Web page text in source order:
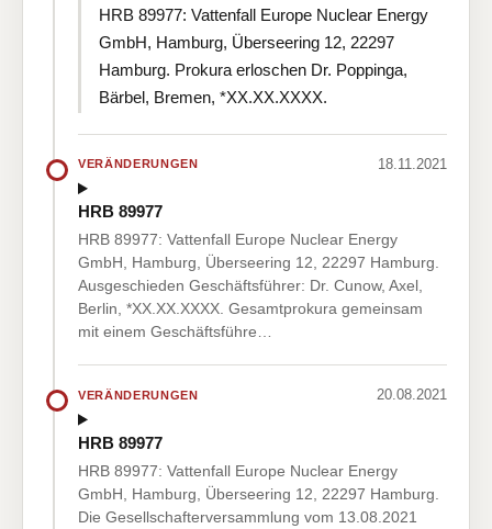
HRB 89977: Vattenfall Europe Nuclear Energy
GmbH, Hamburg, Überseering 12, 22297
Hamburg. Prokura erloschen Dr. Poppinga,
Bärbel, Bremen, *XX.XX.XXXX.
VERÄNDERUNGEN 18.11.2021
HRB 89977
HRB 89977: Vattenfall Europe Nuclear Energy
GmbH, Hamburg, Überseering 12, 22297 Hamburg.
Ausgeschieden Geschäftsführer: Dr. Cunow, Axel,
Berlin, *XX.XX.XXXX. Gesamtprokura gemeinsam
mit einem Geschäftsführe…
VERÄNDERUNGEN 20.08.2021
HRB 89977
HRB 89977: Vattenfall Europe Nuclear Energy
GmbH, Hamburg, Überseering 12, 22297 Hamburg.
Die Gesellschafterversammlung vom 13.08.2021